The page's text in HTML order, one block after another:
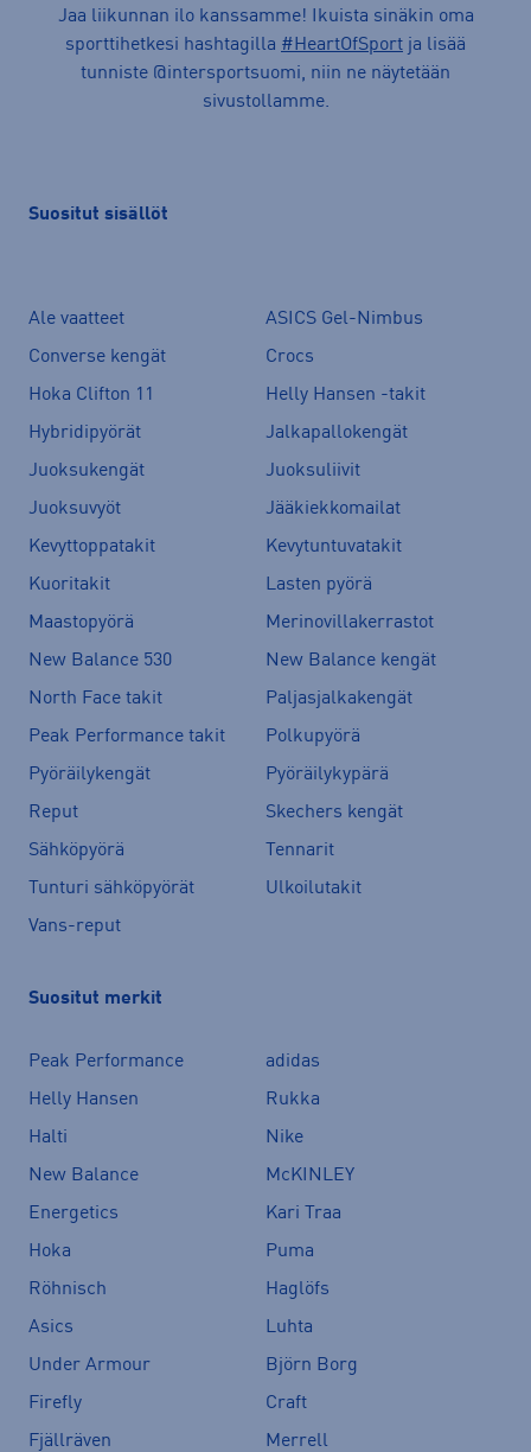
Jaa liikunnan ilo kanssamme! Ikuista sinäkin oma
sporttihetkesi hashtagilla #HeartOfSport ja lisää
tunniste @intersportsuomi, niin ne näytetään
sivustollamme.
Suositut sisällöt
Ale vaatteet
ASICS Gel-Nimbus
Converse kengät
Crocs
Hoka Clifton 11
Helly Hansen -takit
Hybridipyörät
Jalkapallokengät
Juoksukengät
Juoksuliivit
Juoksuvyöt
Jääkiekkomailat
Kevyttoppatakit
Kevytuntuvatakit
Kuoritakit
Lasten pyörä
Maastopyörä
Merinovillakerrastot
New Balance 530
New Balance kengät
North Face takit
Paljasjalkakengät
Peak Performance takit
Polkupyörä
Pyöräilykengät
Pyöräilykypärä
Reput
Skechers kengät
Sähköpyörä
Tennarit
Tunturi sähköpyörät
Ulkoilutakit
Vans-reput
Suositut merkit
Peak Performance
adidas
Helly Hansen
Rukka
Halti
Nike
New Balance
McKINLEY
Energetics
Kari Traa
Hoka
Puma
Röhnisch
Haglöfs
Asics
Luhta
Under Armour
Björn Borg
Firefly
Craft
Fjällräven
Merrell